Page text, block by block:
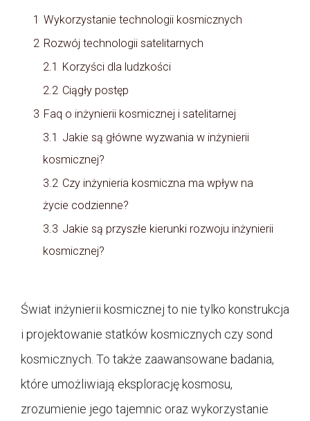
1 Wykorzystanie technologii kosmicznych
2 Rozwój technologii satelitarnych
2.1 Korzyści dla ludzkości
2.2 Ciągły postęp
3 Faq o inżynierii kosmicznej i satelitarnej
3.1 Jakie są główne wyzwania w inżynierii
kosmicznej?
3.2 Czy inżynieria kosmiczna ma wpływ na
życie codzienne?
3.3 Jakie są przyszłe kierunki rozwoju inżynierii
kosmicznej?
Świat inżynierii kosmicznej to nie tylko konstrukcja
i projektowanie statków kosmicznych czy sond
kosmicznych. To także zaawansowane badania,
które umożliwiają eksplorację kosmosu,
zrozumienie jego tajemnic oraz wykorzystanie